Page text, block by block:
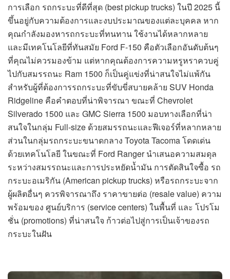
การเลือก รถกระบะที่ดีที่สุด (best pickup trucks) ในปี 2025 นี้
ขึ้นอยู่กับความต้องการและงบประมาณของแต่ละบุคคล หาก
คุณกำลังมองหารถกระบะที่ทนทาน ใช้งานได้หลากหลาย
และมีเทคโนโลยีที่ทันสมัย Ford F-150 คือตัวเลือกอันดับต้นๆ
ที่คุณไม่ควรมองข้าม แต่หากคุณต้องการความหรูหราควบคู่
ไปกับสมรรถนะ Ram 1500 ก็เป็นคู่แข่งที่น่าสนใจไม่แพ้กัน
สำหรับผู้ที่ต้องการรถกระบะที่ขับขี่สบายคล้าย SUV Honda
Ridgeline คือคำตอบที่น่าพิจารณา ขณะที่ Chevrolet
Silverado 1500 และ GMC Sierra 1500 มอบทางเลือกที่น่า
สนใจในกลุ่ม Full-size ด้วยสมรรถนะและฟีเจอร์ที่หลากหลาย
ส่วนในกลุ่มรถกระบะขนาดกลาง Toyota Tacoma โดดเด่น
ด้วยเทคโนโลยี ในขณะที่ Ford Ranger นำเสนอความสมดุล
ระหว่างสมรรถนะและการประหยัดน้ำมัน การตัดสินใจซื้อ รถ
กระบะอเมริกัน (American pickup trucks) หรือรถกระบะจาก
ผู้ผลิตอื่นๆ ควรพิจารณาถึง ราคาขายต่อ (resale value) ความ
พร้อมของ ศูนย์บริการ (service centers) ในพื้นที่ และ โปรโม
ชั่น (promotions) ที่น่าสนใจ ก้าวต่อไปสู่การเป็นเจ้าของรถ
กระบะในฝัน